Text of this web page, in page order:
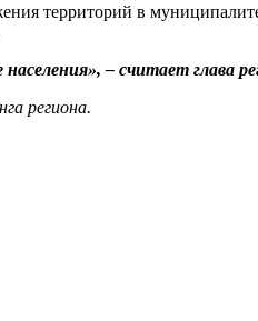
территорий в
– считает глава
региона.